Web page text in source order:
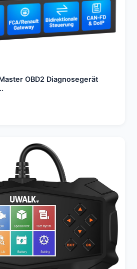
OBD2 Diagnosegerät